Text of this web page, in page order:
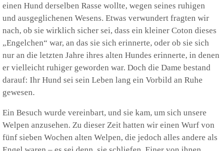
einen Hund derselben Rasse wollte, wegen seines ruhigen
und ausgeglichenen Wesens. Etwas verwundert fragten wir
nach, ob sie wirklich sicher sei, dass ein kleiner Coton dieses
„Engelchen“ war, an das sie sich erinnerte, oder ob sie sich
nur an die letzten Jahre ihres alten Hundes erinnerte, in denen
er vielleicht ruhiger geworden war. Doch die Dame bestand
darauf: Ihr Hund sei sein Leben lang ein Vorbild an Ruhe
gewesen.
Ein Besuch wurde vereinbart, und sie kam, um sich unsere
Welpen anzusehen. Zu dieser Zeit hatten wir einen Wurf von
fünf sieben Wochen alten Welpen, die jedoch alles andere als